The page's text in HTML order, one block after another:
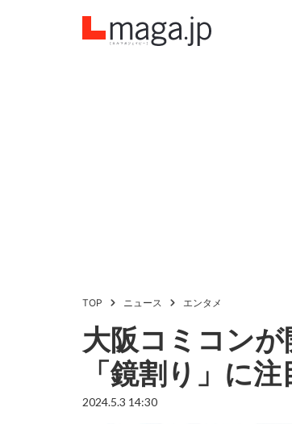
TOP ニュース エンタメ
大阪コミコン
「鏡割り」に注
2024.5.3 14:30